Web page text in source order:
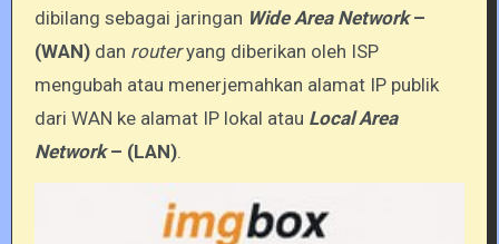
dibilang sebagai jaringan Wide Area Network–
(WAN)dan routeryang diberikan oleh ISP
mengubah atau menerjemahkan alamat IP publik
dari WAN ke alamat IP lokal atau Local Area
Network– (LAN).